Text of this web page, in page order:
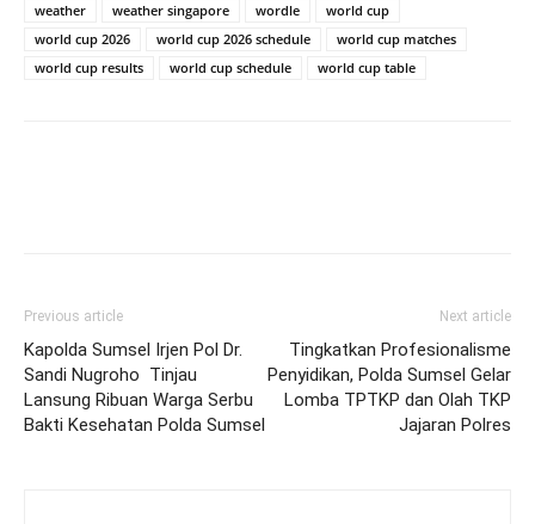
weather
weather singapore wordle
world cup
world cup 2026
world cup 2026 schedule
world cup matches
world cup results
world cup schedule world cup table
Previous article
Kapolda Sumsel Irjen Pol Dr.
Sandi Nugroho Tinjau
Lansung Ribuan Warga Serbu
Bakti Kesehatan Polda Sumsel
Next article
Tingkatkan Profesionalisme
Penyidikan, Polda Sumsel Gelar
Lomba TPTKP dan Olah TKP
Jajaran Polres